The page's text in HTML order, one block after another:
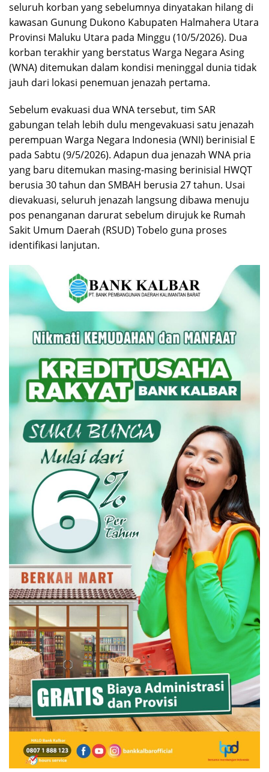
seluruh korban yang sebelumnya dinyatakan hilang di
kawasan Gunung Dukono Kabupaten Halmahera Utara
Provinsi Maluku Utara pada Minggu (10/5/2026). Dua
korban terakhir yang berstatus Warga Negara Asing
(WNA) ditemukan dalam kondisi meninggal dunia tidak
jauh dari lokasi penemuan jenazah pertama.
Sebelum evakuasi dua WNA tersebut, tim SAR
gabungan telah lebih dulu mengevakuasi satu jenazah
perempuan Warga Negara Indonesia (WNI) berinisial E
pada Sabtu (9/5/2026). Adapun dua jenazah WNA pria
yang baru ditemukan masing-masing berinisial HWQT
berusia 30 tahun dan SMBAH berusia 27 tahun. Usai
dievakuasi, seluruh jenazah langsung dibawa menuju
pos penanganan darurat sebelum dirujuk ke Rumah
Sakit Umum Daerah (RSUD) Tobelo guna proses
identifikasi lanjutan.